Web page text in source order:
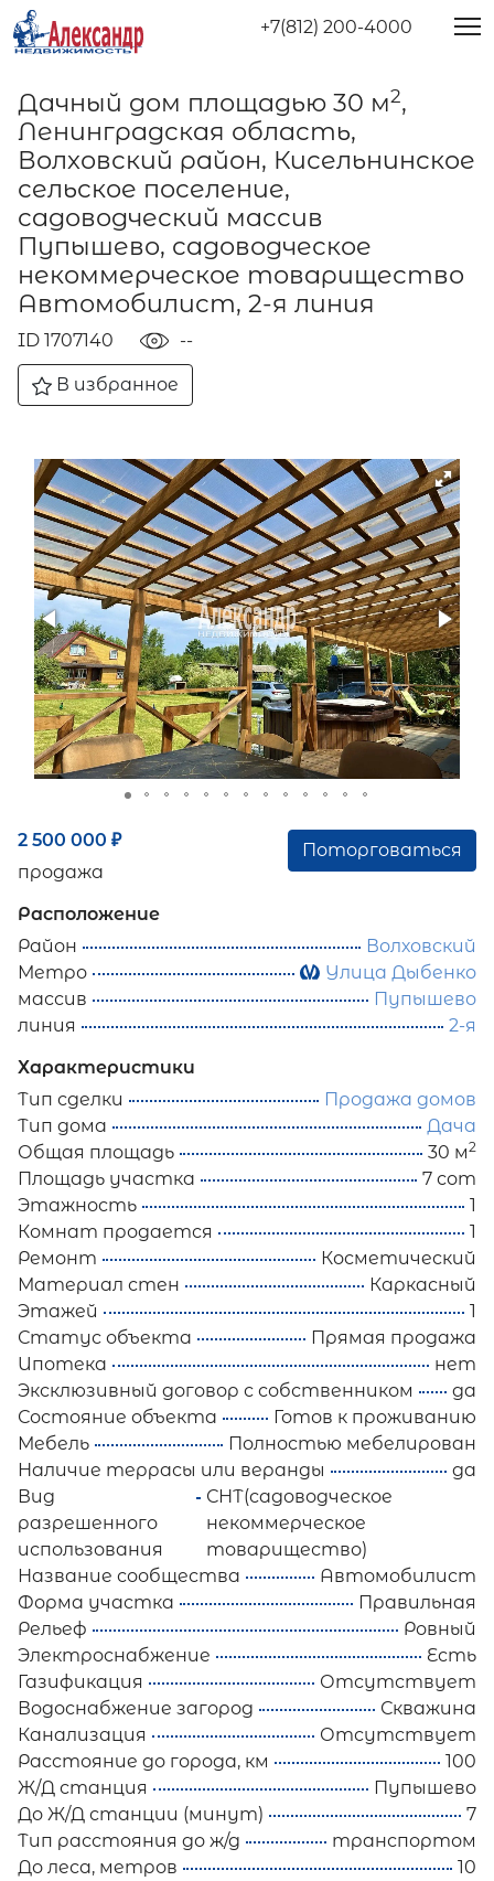
+7(812) 200-4000
Дачный дом площадью 30 м2,
Ленинградская область,
Волховский район, Кисельнинское
сельское поселение,
садоводческий массив
Пупышево, садоводческое
некоммерческое товарищество
Автомобилист, 2-я линия
ID 1707140 --
В избранное
2 500 000 ₽
продажа
Поторговаться
Расположение
Район
Волховский
Метро
Улица Дыбенко
массив
Пупышево
линия
2-я
Характеристики
Тип сделки
Продажа домов
Тип дома
Дача
Общая площадь
30 м2
Площадь участка
7 сот
Этажность
1
Комнат продается
1
Ремонт
Косметический
Материал стен
Каркасный
Этажей
1
Статус объекта
Прямая продажа
Ипотека
нет
Эксклюзивный договор с собственником
да
Состояние объекта
Готов к проживанию
Мебель
Полностью мебелирован
Наличие террасы или веранды
да
Вид
разрешенного
использования
СНТ(садоводческое
некоммерческое
товарищество)
Название сообщества
Автомобилист
Форма участка
Правильная
Рельеф
Ровный
Электроснабжение
Есть
Газификация
Отсутствует
Водоснабжение загород
Скважина
Канализация
Отсутствует
Расстояние до города, км
100
Ж/Д станция
Пупышево
До Ж/Д станции (минут)
7
Тип расстояния до ж/д
транспортом
До леса, метров
10